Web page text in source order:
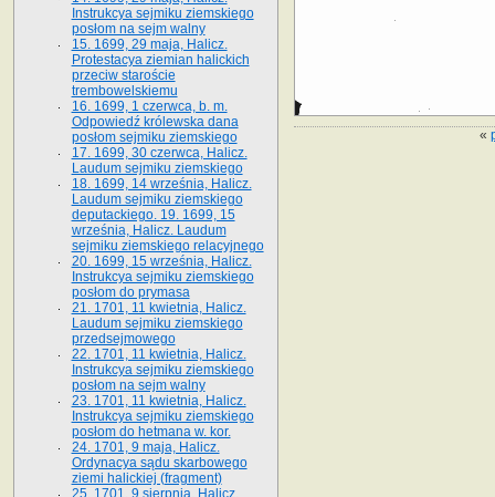
«
Instrukcya sejmiku ziemskiego
posłom na sejm walny
15. 1699, 29 maja, Halicz.
Protestacya ziemian halickich
przeciw staroście
trembowelskiemu
16. 1699, 1 czerwca, b. m.
Odpowiedź królewska dana
posłom sejmiku ziemskiego
17. 1699, 30 czerwca, Halicz.
Laudum sejmiku ziemskiego
18. 1699, 14 września, Halicz.
Laudum sejmiku ziemskiego
deputackiego. 19. 1699, 15
września, Halicz. Laudum
sejmiku ziemskiego relacyjnego
20. 1699, 15 września, Halicz.
Instrukcya sejmiku ziemskiego
posłom do prymasa
21. 1701, 11 kwietnia, Halicz.
Laudum sejmiku ziemskiego
przedsejmowego
22. 1701, 11 kwietnia, Halicz.
Instrukcya sejmiku ziemskiego
posłom na sejm walny
23. 1701, 11 kwietnia, Halicz.
Instrukcya sejmiku ziemskiego
posłom do hetmana w. kor.
24. 1701, 9 maja, Halicz.
Ordynacya sądu skarbowego
ziemi halickiej (fragment)
25. 1701, 9 sierpnia, Halicz.